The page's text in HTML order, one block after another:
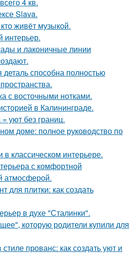
Slava.
живёт музыкой.
интерьер.
и лаконичные линии
способна полностью
с восточными нотками.
в Калининграде.
уют без границ.
доме: полное руководство по
классическом интерьере.
с комфортной
атмосферой.
для плитки: как создать
в духе "Сталинки".
которую родители купили для
прованс: как создать уют и